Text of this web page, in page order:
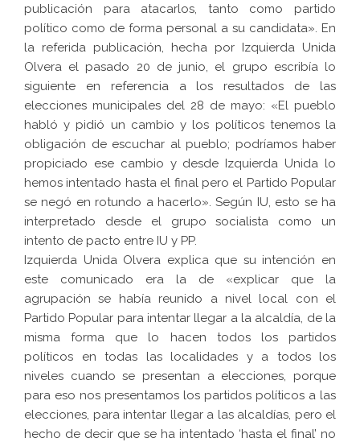
publicación para atacarlos, tanto como partido
político como de forma personal a su candidata». En
la referida publicación, hecha por Izquierda Unida
Olvera el pasado 20 de junio, el grupo escribía lo
siguiente en referencia a los resultados de las
elecciones municipales del 28 de mayo: «El pueblo
habló y pidió un cambio y los políticos tenemos la
obligación de escuchar al pueblo; podríamos haber
propiciado ese cambio y desde Izquierda Unida lo
hemos intentado hasta el final pero el Partido Popular
se negó en rotundo a hacerlo». Según IU, esto se ha
interpretado desde el grupo socialista como un
intento de pacto entre IU y PP.
Izquierda Unida Olvera explica que su intención en
este comunicado era la de «explicar que la
agrupación se había reunido a nivel local con el
Partido Popular para intentar llegar a la alcaldía, de la
misma forma que lo hacen todos los partidos
políticos en todas las localidades y a todos los
niveles cuando se presentan a elecciones, porque
para eso nos presentamos los partidos políticos a las
elecciones, para intentar llegar a las alcaldías, pero el
hecho de decir que se ha intentado ‘hasta el final’ no